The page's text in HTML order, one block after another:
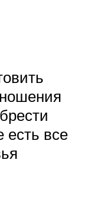
есть все